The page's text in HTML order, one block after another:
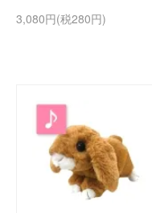
3,080円(税280円)